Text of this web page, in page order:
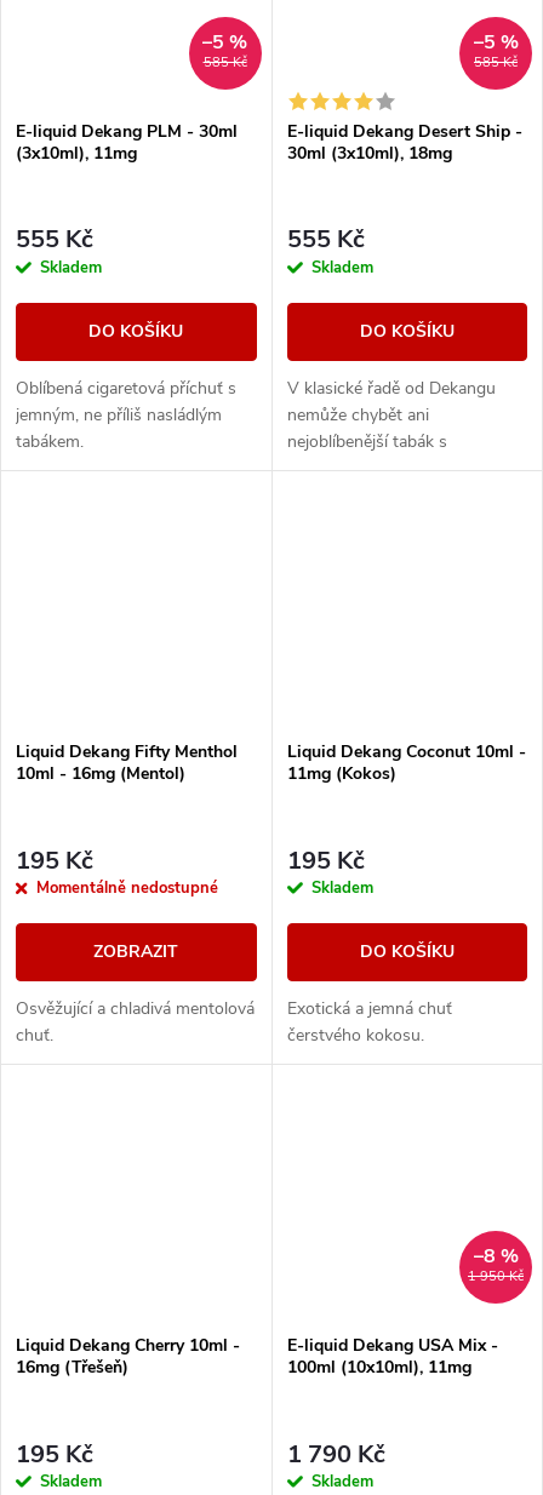
585 Kč
–5 %
E-liquid Dekang PLM - 30ml
(3x10ml), 11mg
555 Kč
Skladem
DO KOŠÍKU
Oblíbená cigaretová příchuť s
jemným, ne příliš nasládlým
tabákem.
585 Kč
–5 %
E-liquid Dekang Desert Ship -
30ml (3x10ml), 18mg
555 Kč
Skladem
DO KOŠÍKU
V klasické řadě od Dekangu
nemůže chybět ani
nejoblíbenější tabák s
legendárním velbloudem.
Liquid Dekang Fifty Menthol
10ml - 16mg (Mentol)
195 Kč
Momentálně nedostupné
ZOBRAZIT
Osvěžující a chladivá mentolová
chuť.
Liquid Dekang Coconut 10ml -
11mg (Kokos)
195 Kč
Skladem
DO KOŠÍKU
Exotická a jemná chuť
čerstvého kokosu.
Liquid Dekang Cherry 10ml -
16mg (Třešeň)
195 Kč
Skladem
1 950 Kč
–8 %
E-liquid Dekang USA Mix -
100ml (10x10ml), 11mg
1 790 Kč
Skladem